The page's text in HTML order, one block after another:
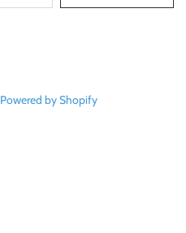
Powered by Shopify